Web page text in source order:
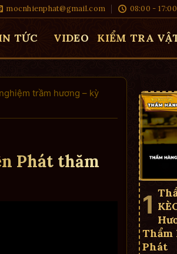
mocnhienphat@gmail.com 08:00 - 17:00
TỨC VIDEO KIỂM TRA
trầm hương – kỳ
Phát thăm
Thẩm
Phát